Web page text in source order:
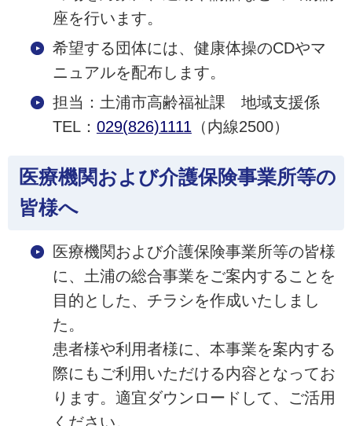
座を行います。
希望する団体には、健康体操のCDやマ
ニュアルを配布します。
担当：土浦市高齢福祉課 地域支援係
TEL： 029(826)1111 （内線2500）
医療機関および介護保険事業所等の
皆様へ
医療機関および介護保険事業所等の皆様
に、土浦の総合事業をご案内することを
目的とした、チラシを作成いたしまし
た。
患者様や利用者様に、本事業を案内する
際にもご利用いただける内容となってお
ります。適宜ダウンロードして、ご活用
ください。